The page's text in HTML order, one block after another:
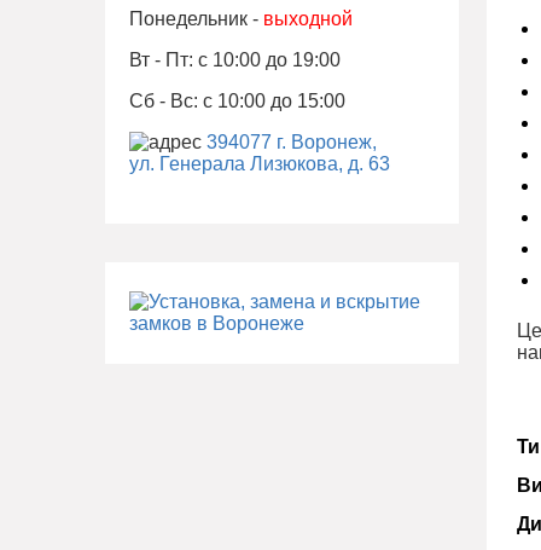
Понедельник - выходной
Вт - Пт: с 10:00 до 19:00
Сб - Вс: с 10:00 до 15:00
394077 г. Воронеж,
ул. Генерала Лизюкова, д. 63